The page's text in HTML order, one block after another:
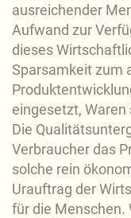
ausreichender
Aufwand zur
dieses
Sparsamkeit zum
eingesetzt, Waren
Die
Verbraucher das
solche rein
Urauftrag der
für die Menschen.